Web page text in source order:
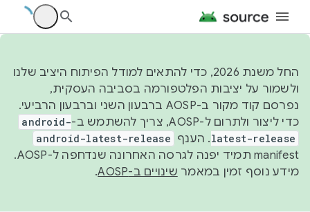
החל משנת 2026, כדי להתאים למודל הפיתוח היציב שלנו
ולשמור על יציבות הפלטפורמה בסביבה העסקית,
נפרסם קוד מקור ב-AOSP ברבעון השני וברבעון הרביעי.
כדי ליצור ולתרום ל-AOSP, צריך להשתמש ב-
android-
latest-release. הענף android-latest-release
manifest תמיד יפנה לגרסה האחרונה שנדחפה ל-AOSP.
מידע נוסף זמין במאמר שינויים ב-AOSP .